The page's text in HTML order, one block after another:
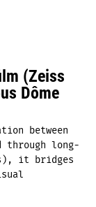
(Zeiss
Dôme
between
through long-
it bridges